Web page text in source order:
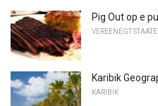
Pig Out op e
VEREENEGT
Karibik
KARIBIK